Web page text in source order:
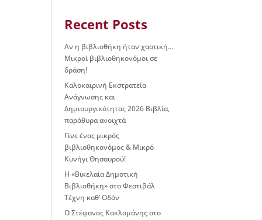
Recent Posts
Αν η βιβλιοθήκη ήταν χαοτική…
Μικροί βιβλιοθηκονόμοι σε
δράση!
Καλοκαιρινή Εκστρατεία
Ανάγνωσης και
Δημιουργικότητας 2026 Βιβλία,
παράθυρα ανοιχτά
Γίνε ένας μικρός
βιβλιοθηκονόμος & Μικρό
Κυνήγι Θησαυρού!
Η «Βικελαία Δημοτική
Βιβλιοθήκη» στο Φεστιβάλ
Τέχνη καθ’ Οδόν
Ο Στέφανος Κακλαμάνης στο